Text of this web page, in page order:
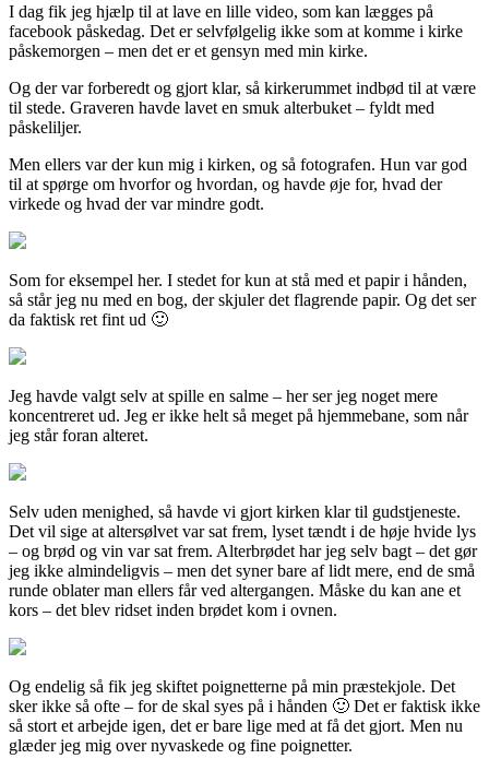
I dag fik jeg hjælp til at lave en lille video, som kan lægges på
facebook påskedag. Det er selvfølgelig ikke som at komme i kirke
påskemorgen – men det er et gensyn med min kirke.
Og der var forberedt og gjort klar, så kirkerummet indbød til at være
til stede. Graveren havde lavet en smuk alterbuket – fyldt med
påskeliljer.
Men ellers var der kun mig i kirken, og så fotografen. Hun var god
til at spørge om hvorfor og hvordan, og havde øje for, hvad der
virkede og hvad der var mindre godt.
Som for eksempel her. I stedet for kun at stå med et papir i hånden,
så står jeg nu med en bog, der skjuler det flagrende papir. Og det ser
da faktisk ret fint ud 🙂
Jeg havde valgt selv at spille en salme – her ser jeg noget mere
koncentreret ud. Jeg er ikke helt så meget på hjemmebane, som når
jeg står foran alteret.
Selv uden menighed, så havde vi gjort kirken klar til gudstjeneste.
Det vil sige at altersølvet var sat frem, lyset tændt i de høje hvide lys
– og brød og vin var sat frem. Alterbrødet har jeg selv bagt – det gør
jeg ikke almindeligvis – men det syner bare af lidt mere, end de små
runde oblater man ellers får ved altergangen. Måske du kan ane et
kors – det blev ridset inden brødet kom i ovnen.
Og endelig så fik jeg skiftet poignetterne på min præstekjole. Det
sker ikke så ofte – for de skal syes på i hånden 🙂 Det er faktisk ikke
så stort et arbejde igen, det er bare lige med at få det gjort. Men nu
glæder jeg mig over nyvaskede og fine poignetter.